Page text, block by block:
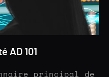
AD 101
principal de